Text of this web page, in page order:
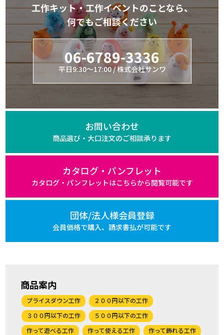
工作キット・工作イベントのことなら、
何でもご相談ください
06-6789-3336
平日9:30～17:00 / 株式会社サンワ
お問い合わせ
商品選び・大口注文のご相談承ります
カタログ・パンフレット
カタログ・パンフレットはこちらから閲覧可能です
団体/法人様会員登録
会員価格で購入、 請求書払が可能です
商品案内
プライスダウン工作
２００円以下の工作
３００円以下の工作
５００円以下の工作
作って遊べる工作
作って使える工作
作って飾れる工作